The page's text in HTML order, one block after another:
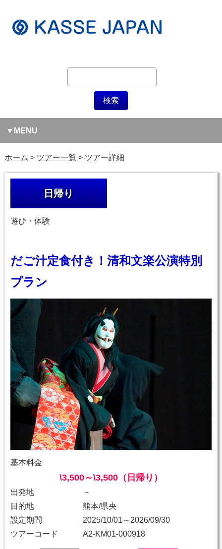
MENU
ホーム ツアー一覧 ツアー詳細
日帰り
遊び・体験
だご汁定食付き！清和文楽公演特別
プラン
基本料金
\3,500～\3,500（日帰り）
出発地
－
目的地
熊本/県央
設定期間
2025/10/01～2026/09/30
ツアーコード
A2-KM01-000918